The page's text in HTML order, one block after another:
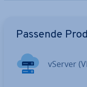
Passende
vServer